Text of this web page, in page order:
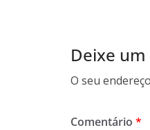
Deixe
O seu
Comentário *